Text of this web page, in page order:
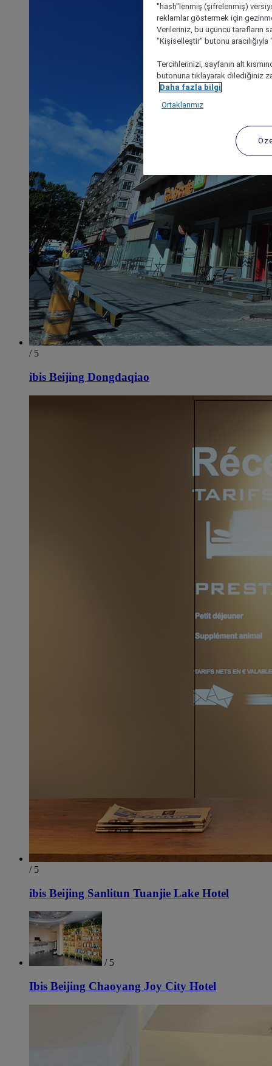
/ 5
ibis Beijing Dongdaqiao
/ 5
ibis Beijing Sanlitun Tuanjie Lake Hotel
/ 5
Ibis Beijing Chaoyang Joy City Hotel
"hash"lenmiş (şifrelenmiş)
reklamlar göstermek için
Verileriniz, bu üçüncü tarafların
"Kişiselleştir" butonu
Tercihlerinizi, sayfanın alt
butonuna tıklayarak dilediğiniz
Daha fazla bilgi
Ortaklarımız